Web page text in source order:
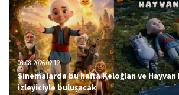
08.08.2026 02:12
Sinemalarda bu hafta Keloğlan ve Hayvan
izleyiciyle buluşacak